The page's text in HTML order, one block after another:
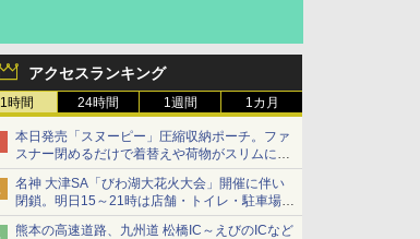
アクセスランキング
1時間 24時間 1週間 1カ月
本日発売「スヌーピー」圧縮収納ポーチ。ファ
スナー閉めるだけで着替えや荷物がスリムにま
とまる
名神 大津SA「びわ湖大花火大会」開催に伴い
閉鎖。明日15～21時は店舗・トイレ・駐車場の
利用不可
熊本の高速道路、九州道 松橋IC～えびのICなど